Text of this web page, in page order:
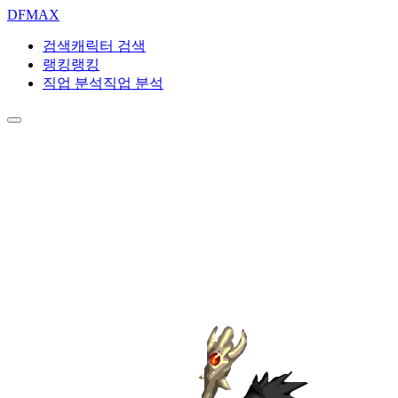
DFMAX
검색캐릭터 검색
랭킹랭킹
직업 분석직업 분석